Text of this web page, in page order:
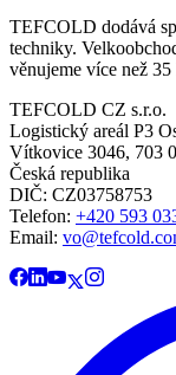
TEFCOLD dodává
techniky.
věnujeme více než 35
TEFCOLD CZ s.r.o.
Logistický areál P3
Vítkovice 3046, 703
Česká republika
DIČ: CZ03758753​​​​​​
Telefon: +420 593
Email: